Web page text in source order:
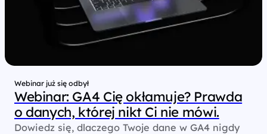
Webinar już się odbył
Webinar: GA4 Cię okłamuje? Prawda
o danych, której nikt Ci nie mówi.
Dowiedz się, dlaczego Twoje dane w GA4 nigdy